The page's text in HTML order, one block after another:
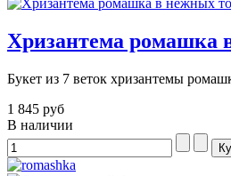
Хризантема ромашка
Букет из 7 веток хризантемы
1 845 руб
В наличии